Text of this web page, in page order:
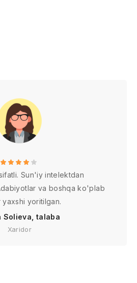
Sun'iy intelektdan
va boshqa ko'plab
yaxshi yoritilgan.
Solieva, talaba
Xaridor